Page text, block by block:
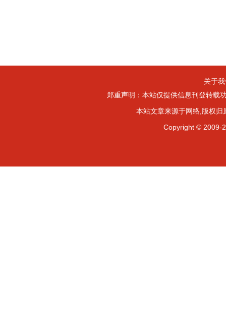
关于
郑重声明：本站仅提供信息刊登转载
本站文章来源于网络,版权
Copyright © 2009-